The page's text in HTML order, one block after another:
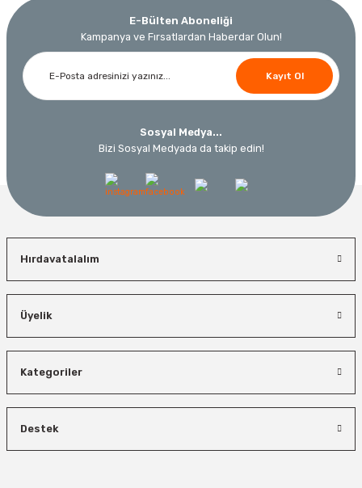
E-Bülten Aboneliği
Kampanya ve Fırsatlardan Haberdar Olun!
Kayıt Ol
Sosyal Medya...
Bizi Sosyal Medyada da takip edin!
Hırdavatalalım
Üyelik
Kategoriler
Destek